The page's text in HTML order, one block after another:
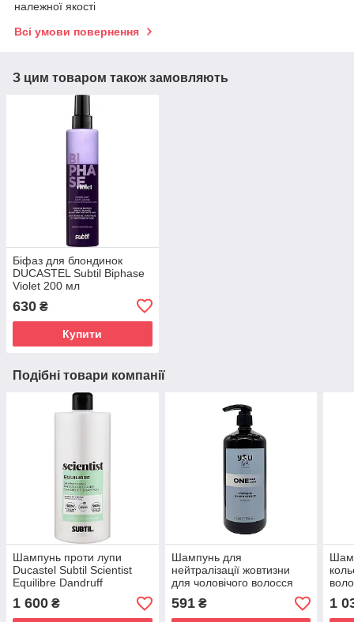
належної якості
Всі умови повернення
З цим товаром також замовляють
Біфаз для блондинок
DUCASTEL Subtil Biphase
Violet 200 мл
630 ₴
Купити
Подібні товари компанії
Шампунь проти лупи
Ducastel Subtil Scientist
Equilibre Dandruff
Shampoo 1000 мл
1 600 ₴
Шампунь для
нейтралізації жовтизни
для чоловічого волосся
You Look Professional ONE
Man Silver Effect Shampoo
591₴ 1